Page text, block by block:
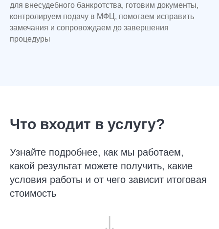
Для сложных дел где есть: ипотека, автомобиль,
дача, доли, сделки с имуществом, бизнес, ИП,
крупные долги
Что входит:
расходы на процедуру уже включены;
сопровождение после завершения процедуры;
возможен старт без предоплаты
Получить точный расчет
для внесудебного банкротства, готовим документы,
контролируем подачу в МФЦ, помогаем исправить
замечания и сопровождаем до завершения
процедуры
Что входит в услугу?
Узнайте подробнее, как мы работаем,
какой результат можете получить, какие
условия работы и от чего зависит итоговая
стоимость